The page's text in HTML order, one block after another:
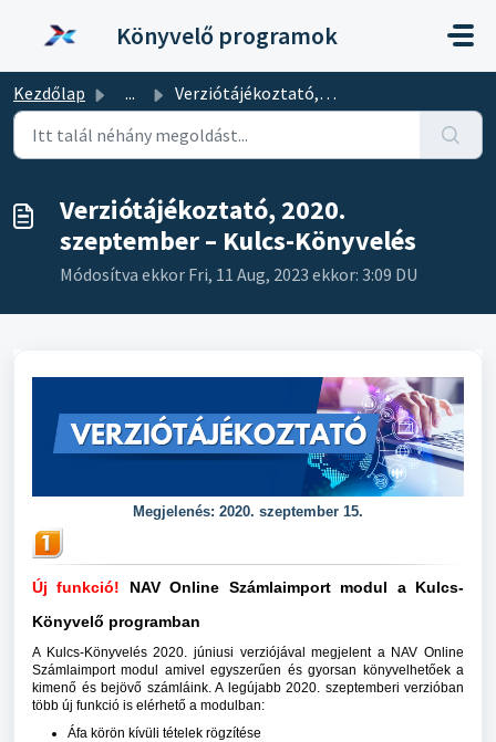
Könyvelő programok
Kezdőlap ... Verziótájékoztató, 2020. szeptember – Kulcs-Könyvelés
Verziótájékoztató, 2020.
szeptember – Kulcs-Könyvelés
Módosítva ekkor Fri, 11 Aug, 2023 ekkor: 3:09 DU
Megjelenés: 2020. szeptember 15.
Új funkció! NAV Online Számlaimport modul a Kulcs-
Könyvelő programban
A Kulcs-Könyvelés 2020. júniusi verziójával megjelent a NAV Online
Számlaimport modul amivel egyszerűen és gyorsan könyvelhetőek a
kimenő és bejövő számláink. A legújabb 2020. szeptemberi verzióban
több új funkció is elérhető a modulban:
Áfa körön kívüli tételek rögzítése